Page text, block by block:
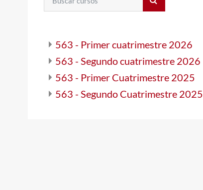
Buscar cursos
563 - Primer cuatrimestre 2026
563 - Segundo cuatrimestre 2026
563 - Primer Cuatrimestre 2025
563 - Segundo Cuatrimestre 2025